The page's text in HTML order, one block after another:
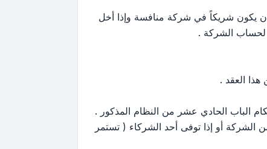
يكون شريكاً في شركة منافسة وإذا أخل
لحساب الشركة .
الشركة أو إذا توفى أحد الشركاء ( تستمر